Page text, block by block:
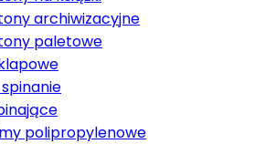
archiwizacyjne
paletowe
polipropylenowe